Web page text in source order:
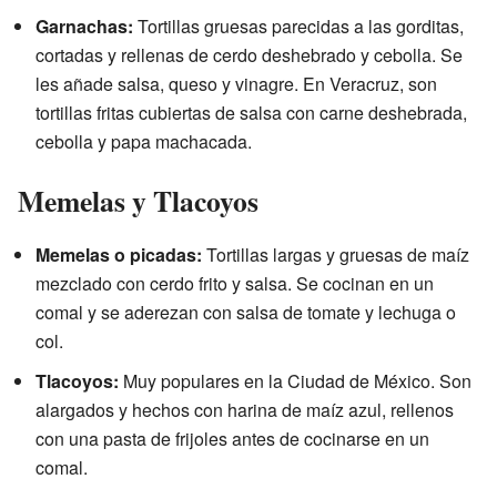
Garnachas: Tortillas gruesas parecidas a las gorditas,
cortadas y rellenas de cerdo deshebrado y cebolla. Se
les añade salsa, queso y vinagre. En Veracruz, son
tortillas fritas cubiertas de salsa con carne deshebrada,
cebolla y papa machacada.
Memelas y Tlacoyos
Memelas o picadas: Tortillas largas y gruesas de maíz
mezclado con cerdo frito y salsa. Se cocinan en un
comal y se aderezan con salsa de tomate y lechuga o
col.
Tlacoyos: Muy populares en la Ciudad de México. Son
alargados y hechos con harina de maíz azul, rellenos
con una pasta de frijoles antes de cocinarse en un
comal.